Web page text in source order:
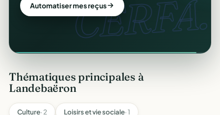
CERFA.
Automatiser mes reçus
Thématiques principales à
Landebaëron
Culture· 2 Loisirs et vie sociale· 1